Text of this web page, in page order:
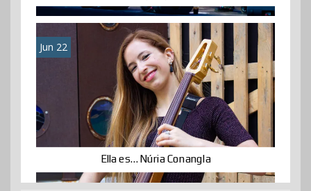
Jun 22
Ella es… Núria Conangla